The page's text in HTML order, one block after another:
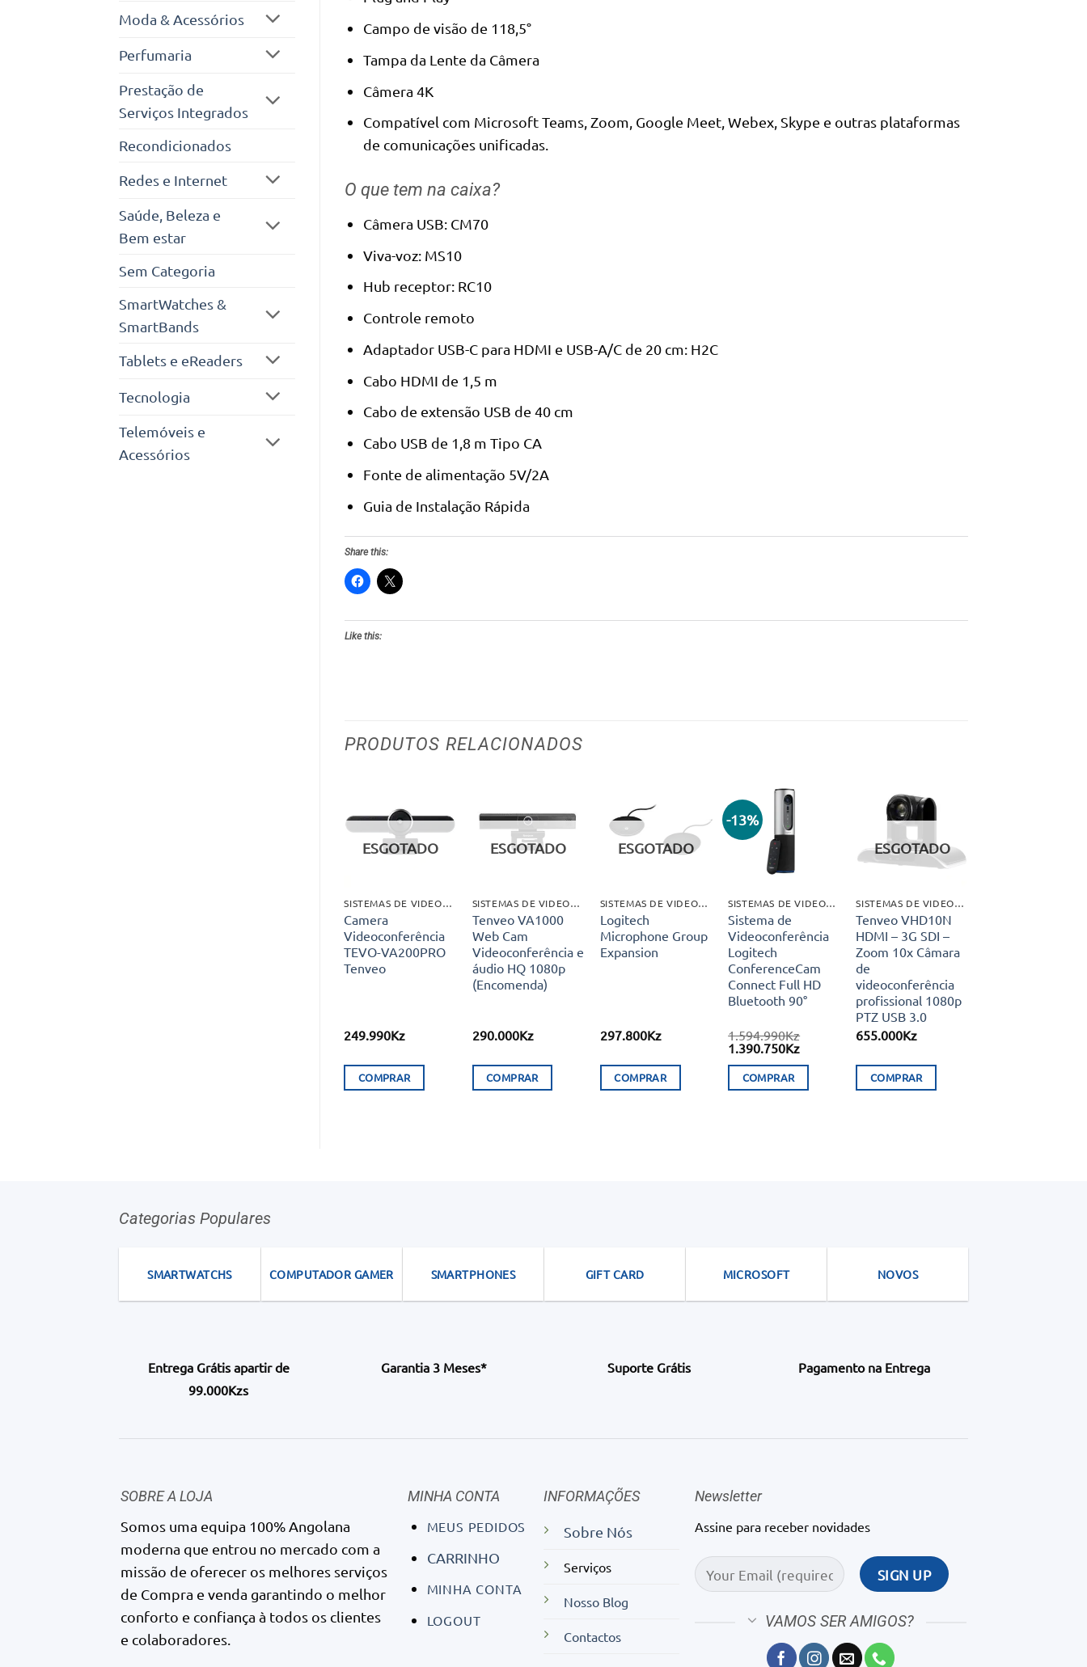
Moda & Acessórios
Perfumaria
Prestação de
Serviços Integrados
Recondicionados
Redes e Internet
Saúde, Beleza e
Bem estar
Sem Categoria
SmartWatches &
SmartBands
Tablets e eReaders
Tecnologia
Telemóveis e
Acessórios
Campo de visão de 118,5°
Tampa da Lente da Câmera
Câmera 4K
Compatível com Microsoft Teams, Zoom, Google Meet, Webex, Skype e outras plataformas
de comunicações unificadas.
O que tem na caixa?
Câmera USB: CM70
Viva-voz: MS10
Hub receptor: RC10
Controle remoto
Adaptador USB-C para HDMI e USB-A/C de 20 cm: H2C
Cabo HDMI de 1,5 m
Cabo de extensão USB de 40 cm
Cabo USB de 1,8 m Tipo CA
Fonte de alimentação 5V/2A
Guia de Instalação Rápida
Share this:
Like this:
PRODUTOS RELACIONADOS
Adicionar
aos meus
desejos
ESGOTADO
SISTEMAS DE VIDEOCONFERÊNCIA
Camera
Videoconferência
TEVO-VA200PRO
Tenveo
249.990Kz
COMPRAR
Adicionar
aos meus
desejos
ESGOTADO
SISTEMAS DE VIDEOCONFERÊNCIA
Tenveo VA1000
Web Cam
Videoconferência e
áudio HQ 1080p
(Encomenda)
290.000Kz
COMPRAR
Adicionar
aos meus
desejos
ESGOTADO
SISTEMAS DE VIDEOCONFERÊNCIA
Logitech
Microphone Group
Expansion
297.800Kz
COMPRAR
-13%
Adicionar
aos meus
SISTEMAS DE VIDEOCONFERÊNCIA
Sistema de
Videoconferência
Logitech
ConferenceCam
Connect Full HD
Bluetooth 90°
1.594.990Kz
O
original
era:
1.390.750KzO
é:
COMPRAR
Adicionar
aos meus
desejos
ESGOTADO
SISTEMAS DE VIDEOCONFERÊNCIA
Tenveo VHD10N
HDMI – 3G SDI –
Zoom 10x Câmara
de
videoconferência
profissional 1080p
PTZ USB 3.0
655.000Kz
COMPRAR
Categorias Populares
SMARTWATCHS COMPUTADOR GAMER SMARTPHONES GIFT CARD MICROSOFT NOVOS
Entrega Grátis apartir de
99.000Kzs
Garantia 3 Meses* Suporte Grátis Pagamento na Entrega
SOBRE A LOJA
Somos uma equipa 100% Angolana
moderna que entrou no mercado com a
missão de oferecer os melhores serviços
de Compra e venda garantindo o melhor
conforto e confiança à todos os clientes
e colaboradores.
MINHA CONTA
MEUS PEDIDOS
CARRINHO
MINHA CONTA
LOGOUT
INFORMAÇÕES
Sobre Nós
Serviços
Nosso Blog
Contactos
Newsletter
Assine para receber novidades
VAMOS SER AMIGOS?